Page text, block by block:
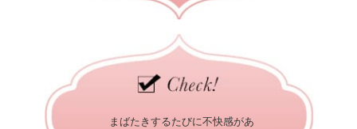
まばたきするたびに不快感があ